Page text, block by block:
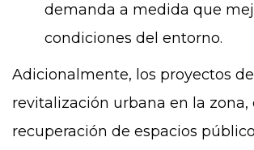
demanda a medida que
condiciones del entorno.
Adicionalmente, los proyectos de
revitalización urbana en la zona,
recuperación de espacios